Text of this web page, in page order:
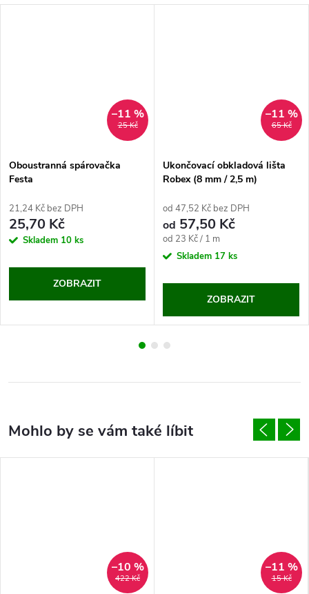
25 Kč
–11 %
Oboustranná spárovačka
Festa
21,24 Kč bez DPH
25,70 Kč
Skladem 10 ks
ZOBRAZIT
65 Kč
–11 %
Ukončovací obkladová lišta
Robex (8 mm / 2,5 m)
od 47,52 Kč bez DPH
od 57,50 Kč
Měrná
cena:
od 23 Kč / 1 m
Skladem 17 ks
ZOBRAZIT
422 Kč
–10 %
15 Kč
–11 %